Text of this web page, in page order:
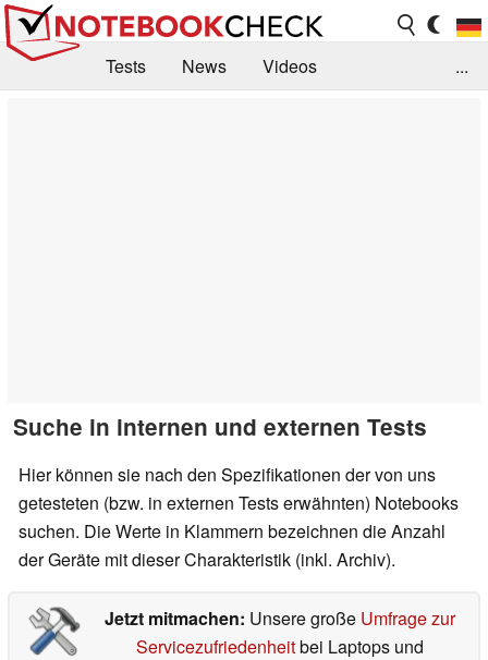
Tests News
Videos
...
Suche in internen und externen Tests
Hier können sie nach den Spezifikationen der von uns
getesteten (bzw. in externen Tests erwähnten) Notebooks
suchen. Die Werte in Klammern bezeichnen die Anzahl
der Geräte mit dieser Charakteristik (inkl. Archiv).
Jetzt mitmachen: Unsere große Umfrage zur
Servicezufriedenheitbei Laptops und